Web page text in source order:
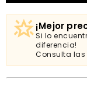
¡Mejor
Si lo
diferencia!
Consulta